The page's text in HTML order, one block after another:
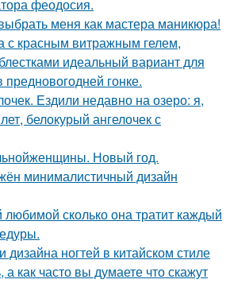
феодосия.
меня как мастера маникюра!
с красным витражным гелем,
идеальный вариант для
гонке.
Ездили недавно на озеро: я,
белокурый ангелочек с
Новый год.
минималистичный дизайн
сколько она тратит каждый
дизайна ногтей в китайском стиле
как часто вы думаете что скажут